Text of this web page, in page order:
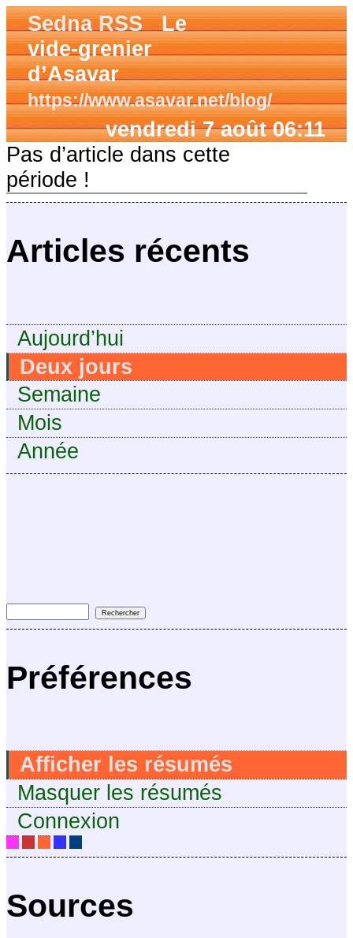
Sedna RSSLe
vide-grenier
d’Asavar
https://www.asavar.net/blog/
vendredi 7 août 06:11
Articles récents
Aujourd’hui
Deux jours
Semaine
Mois
Année
Préférences
Afficher les résumés
Masquer les résumés
Connexion
Sources
Pas d’article dans cette
période !